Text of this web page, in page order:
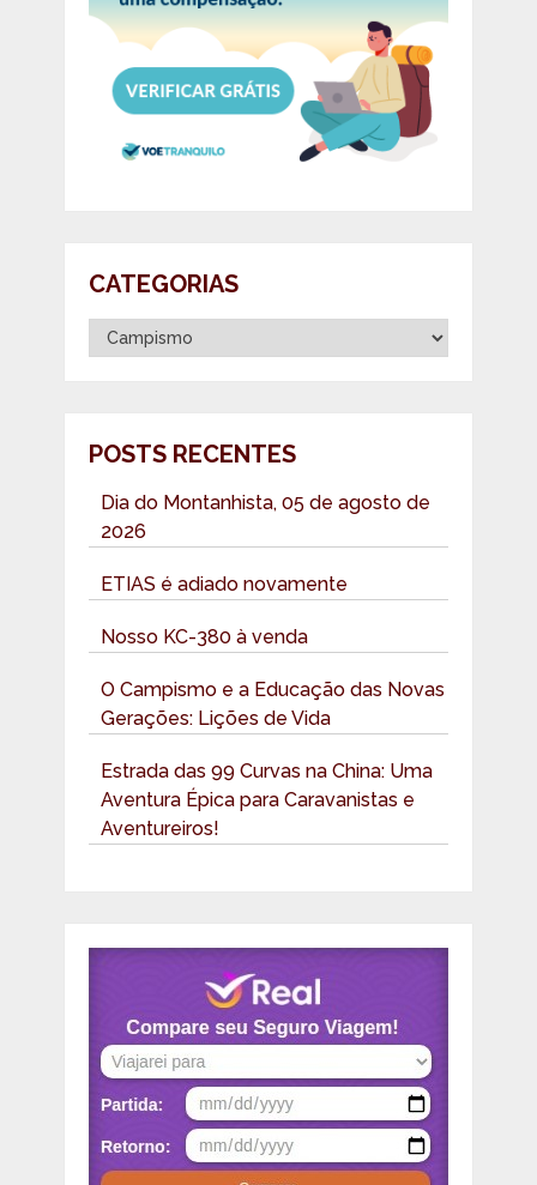
CATEGORIAS
Categorias
POSTS RECENTES
Dia do Montanhista, 05 de agosto de
2026
ETIAS é adiado novamente
Nosso KC-380 à venda
O Campismo e a Educação das Novas
Gerações: Lições de Vida
Estrada das 99 Curvas na China: Uma
Aventura Épica para Caravanistas e
Aventureiros!